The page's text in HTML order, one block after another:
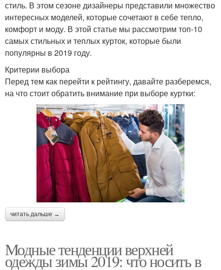
стиль. В этом сезоне дизайнеры представили множество
интересных моделей, которые сочетают в себе тепло,
комфорт и моду. В этой статье мы рассмотрим топ-10
самых стильных и теплых курток, которые были
популярны в 2019 году.
Критерии выбора
Перед тем как перейти к рейтингу, давайте разберемся,
на что стоит обратить внимание при выборе куртки:
читать дальше →
Модные тенденции верхней
одежды зимы 2019: что носить в